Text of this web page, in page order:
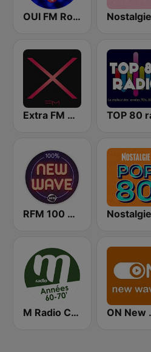
OUI FM Rock 80's
Extra FM 93.6
RFM 100 % New Wave
M Radio Culte 60 - 70